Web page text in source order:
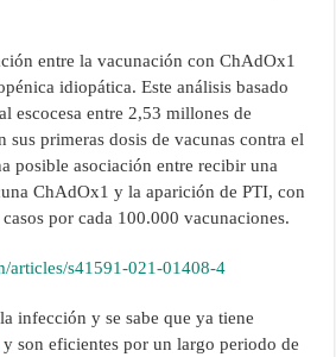
entre la vacunación con ChAdOx1
idiopática. Este análisis basado
escocesa entre 2,53 millones de
sus primeras dosis de vacunas contra el
posible asociación entre recibir una
ChAdOx1 y la aparición de PTI, con
por cada 100.000 vacunaciones.
articles/s41591-021-01408-4
infección y se sabe que ya tiene
y son eficientes por un largo periodo de